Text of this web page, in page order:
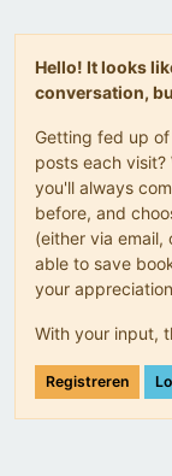
Hello! It looks
conversation,
Getting fed up
posts each
you'll always
before, and
(either via email,
able to save
your
With your input,
Registreren